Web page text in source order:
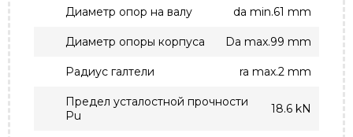
Диаметр опор на валу da min.61 mm
Диаметр опоры корпуса Da max.99 mm
Радиус галтели ra max.2 mm
Предел усталостной прочности
Pu
18.6 kN